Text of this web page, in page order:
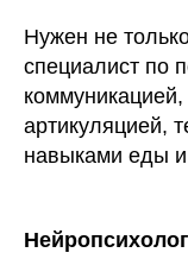
Нужен не
специалист по
артикуляцией,
навыками еды
Нейропсихолог